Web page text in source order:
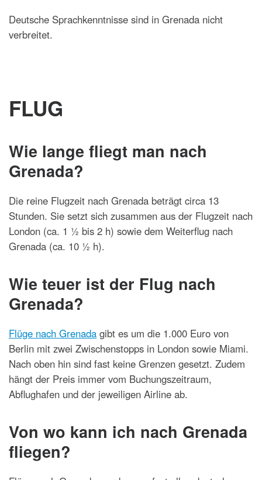
Deutsche Sprachkenntnisse sind in Grenada nicht
verbreitet.
FLUG
Wie lange fliegt man nach
Grenada?
Die reine Flugzeit nach Grenada beträgt circa 13
Stunden. Sie setzt sich zusammen aus der Flugzeit nach
London (ca. 1 ½ bis 2 h) sowie dem Weiterflug nach
Grenada (ca. 10 ½ h).
Wie teuer ist der Flug nach
Grenada?
Flüge nach Grenada gibt es um die 1.000 Euro von
Berlin mit zwei Zwischenstopps in London sowie Miami.
Nach oben hin sind fast keine Grenzen gesetzt. Zudem
hängt der Preis immer vom Buchungszeitraum,
Abflughafen und der jeweiligen Airline ab.
Von wo kann ich nach Grenada
fliegen?